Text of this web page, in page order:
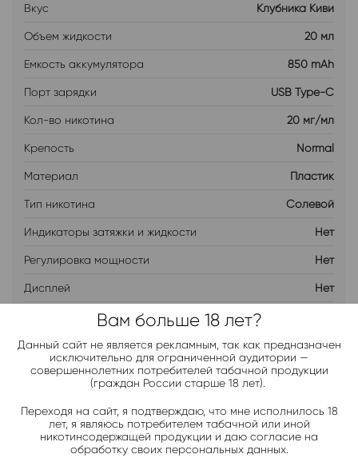
Вкус Клубника Киви
Объем жидкости 20 мл
Емкость аккумулятора 850 mAh
Порт зарядки USB Type-C
Кол-во никотина 20 мг/мл
Крепость Normal
Материал Пластик
Тип никотина Солевой
Индикаторы затяжки и жидкости Нет
Регулировка мощности Нет
Дисплей Нет
ДОБАВИТЬ В ЛИСТ ОЖИДАНИЯ
Хочу дешевле
Вам больше 18 лет?
Данный сайт не является рекламным, так как предназначен
исключительно для ограниченной аудитории —
совершеннолетних потребителей табачной продукции
(граждан России старше 18 лет).
Переходя на сайт, я подтверждаю, что мне исполнилось 18
лет, я являюсь потребителем табачной или иной
никотинсодержащей продукции и даю согласие на
обработку своих персональных данных.